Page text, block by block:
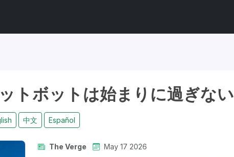
トボットは始まりに過ぎない
中文 Español
The Verge May 17 2026